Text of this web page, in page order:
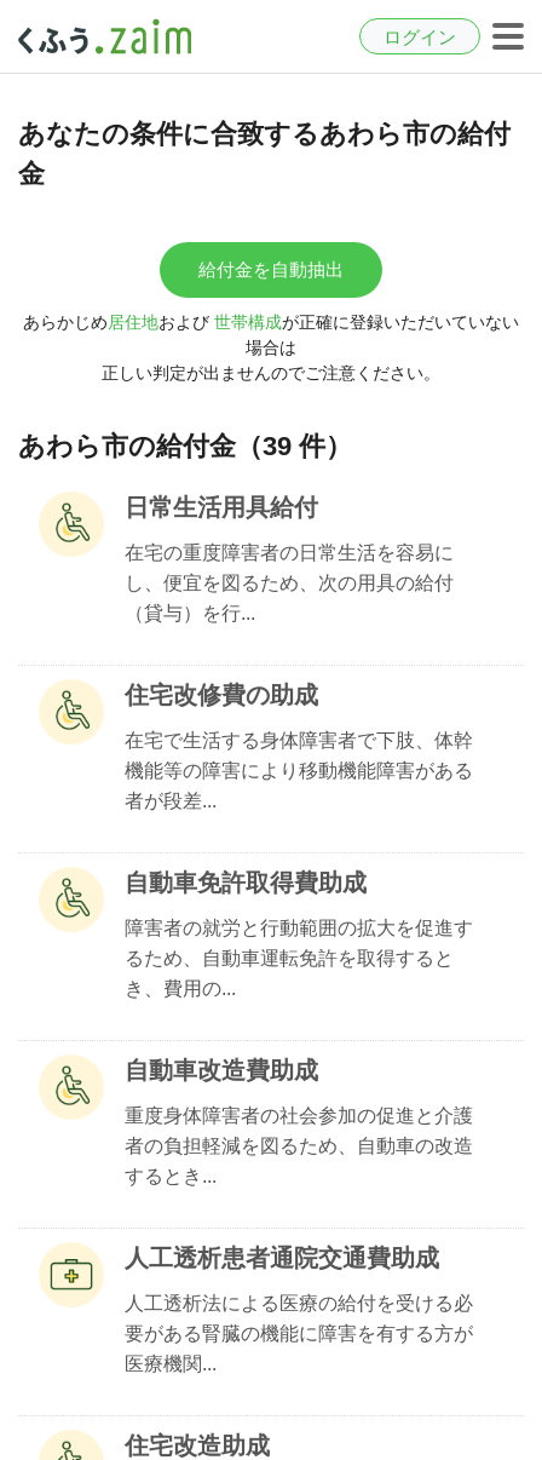
ログイン
あなたの条件に合致するあわら市の給付
金
給付金を自動抽出
あらかじめ居住地および 世帯構成が正確に登録いただいていない
場合は
正しい判定が出ませんのでご注意ください。
あわら市の給付金（39 件）
日常生活用具給付
在宅の重度障害者の日常生活を容易に
し、便宜を図るため、次の用具の給付
（貸与）を行...
住宅改修費の助成
在宅で生活する身体障害者で下肢、体幹
機能等の障害により移動機能障害がある
者が段差...
自動車免許取得費助成
障害者の就労と行動範囲の拡大を促進す
るため、自動車運転免許を取得すると
き、費用の...
自動車改造費助成
重度身体障害者の社会参加の促進と介護
者の負担軽減を図るため、自動車の改造
するとき...
人工透析患者通院交通費助成
人工透析法による医療の給付を受ける必
要がある腎臓の機能に障害を有する方が
医療機関...
住宅改造助成